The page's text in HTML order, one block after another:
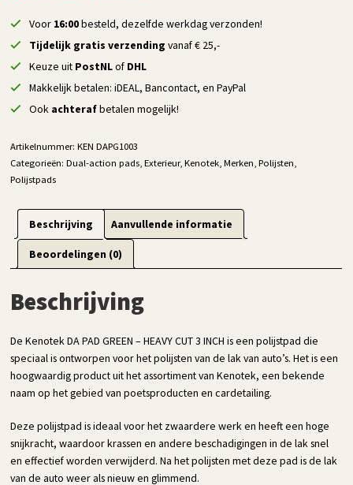
Voor 16:00besteld, dezelfde werkdag verzonden!
Tijdelijk gratis verzending vanaf € 25,-
Keuze uit PostNLof DHL
Makkelijk betalen: iDEAL, Bancontact, en PayPal
Ook achterafbetalen mogelijk!
Artikelnummer:KEN DAPG1003
Categorieën:Dual-action pads ,Exterieur,Kenotek ,Merken ,Polijsten
Polijstpads
Beschrijving Aanvullende informatie
Beoordelingen (0)
Beschrijving
De Kenotek DA PAD GREEN – HEAVY CUT 3 INCH is een polijstpad die
speciaal is ontworpen voor het polijsten van de lak van auto’s. Het is een
hoogwaardig product uit het assortiment van Kenotek, een bekende
naam op het gebied van poetsproducten en cardetailing.
Deze polijstpad is ideaal voor het zwaardere werk en heeft een hoge
snijkracht, waardoor krassen en andere beschadigingen in de lak snel
en effectief worden verwijderd. Na het polijsten met deze pad is de lak
van de auto weer als nieuw en glimmend.